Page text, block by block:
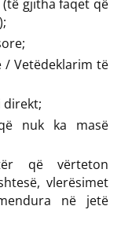
gjitha faqet që
/ Vetëdeklarim të
direkt;
nuk ka masë
që vërteton
vlerësimet
në jetë